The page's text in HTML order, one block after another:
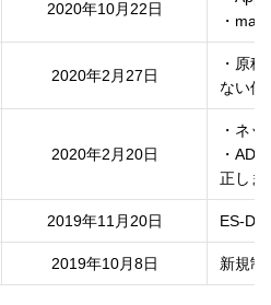
2020年10月22日
・
2020年2月27日
・原
ない件
2020年2月20日
・ネ
・
正しま
2019年11月20日 ES-
2019年10月8日 新規制